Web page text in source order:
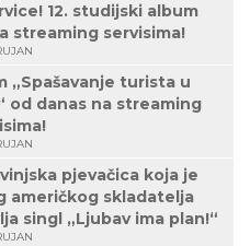
12. studijski album
streaming servisima!
„Spašavanje turista u
od danas na streaming
pjevačica koja je
američkog skladatelja
singl „Ljubav ima plan!“